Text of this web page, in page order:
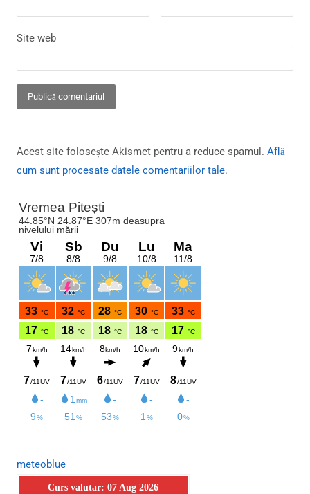
Site web
Acest site folosește Akismet pentru a reduce spamul. Află
cum sunt procesate datele comentariilor tale.
meteoblue
Curs valutar: 07 Aug 2026